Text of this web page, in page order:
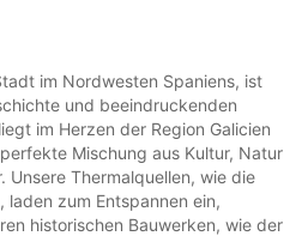
im Nordwesten Spaniens, ist
und beeindruckenden
im Herzen der Region Galicien
Mischung aus Kultur, Natur
Unsere Thermalquellen, wie die
laden zum Entspannen ein,
historischen Bauwerken, wie der